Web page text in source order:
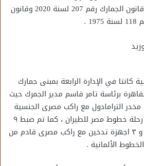
رقم 127لسنة 1955 وقانون الجمارك رقم 207 لسنة 2020 وقانون
.
كانتا في الإدارة الرابعة بمبنى جمارك
3 بمطار القاهرة برئاسة تامر قاسم مدير الجمرك حيث
قرص من مخدر الترامادول مع راكب مصرى الجنسية
قادم من باريس على رحلة خطوط مصر للطيران ، كما تم ضبط ٩
عبوات بهم زيت مخدر و ٣ اجهزة تدخين مع راكب مصرى قادم من
الألمانية .